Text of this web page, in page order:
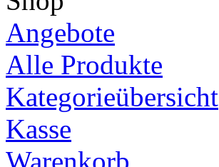
Angebote
Alle Produkte
Kategorieübersicht
Kasse
Warenkorb